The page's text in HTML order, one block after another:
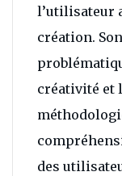
l’utilisateur
création.
créativité et
des